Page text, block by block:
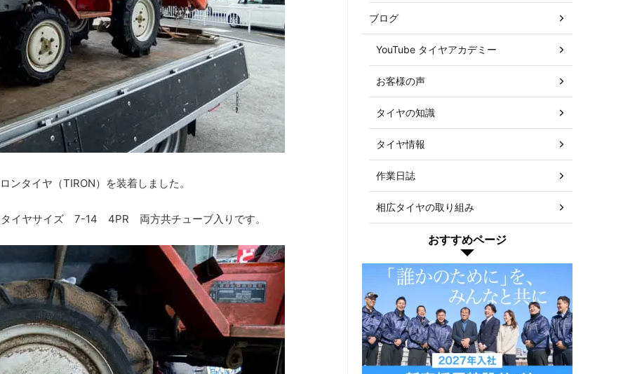
タイヤ（TIRON）を装着しました。
ヤサイズ 7-14 4PR 両方共チューブ入りです。
ブログ
YouTube タイヤアカデミー
お客様の声
タイヤの知識
タイヤ情報
作業日誌
相広タイヤの取り組み
おすすめページ